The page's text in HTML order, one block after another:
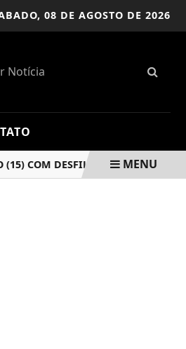
08 DE AGOSTO DE 2026
DESFILE E MUITA DIVERSÃO
MENU